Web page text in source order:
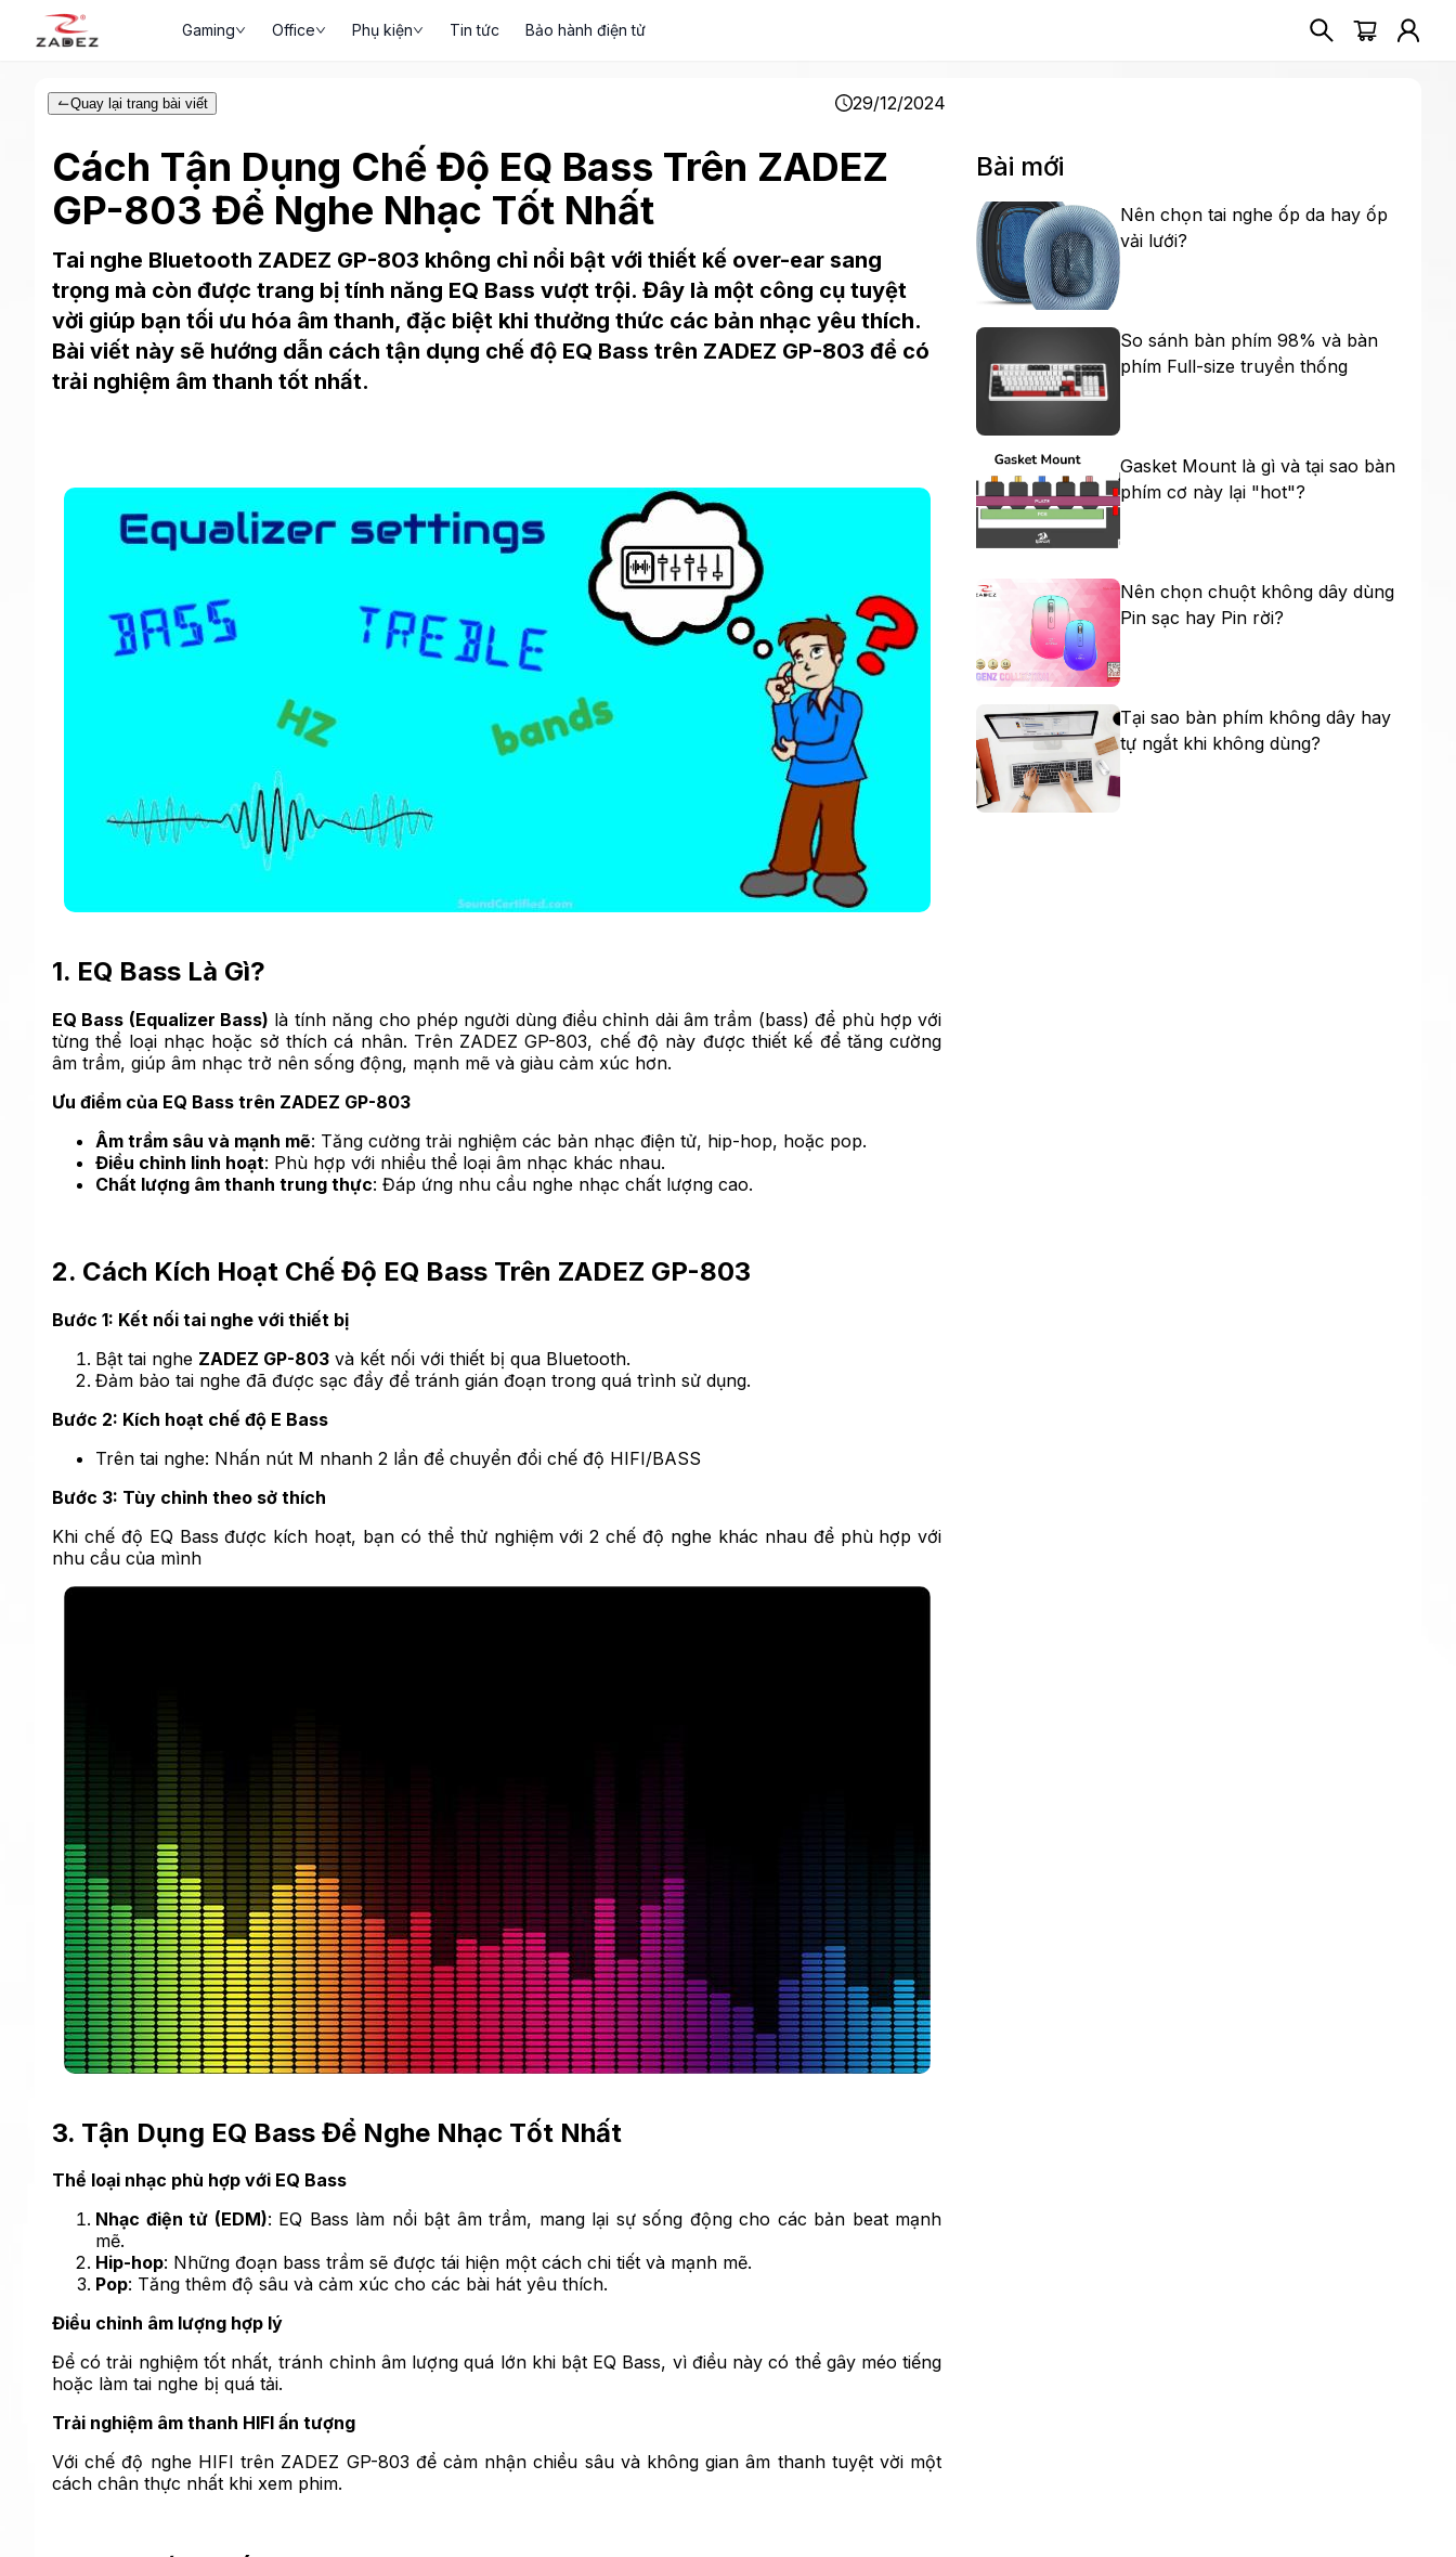
Gaming Office Phụ kiện Tin tức Bảo hành điện tử
Quay lại trang bài viết 29/12/2024
Cách Tận Dụng Chế Độ EQ Bass Trên ZADEZ
GP-803 Để Nghe Nhạc Tốt Nhất
Tai nghe Bluetooth ZADEZ GP-803 không chỉ nổi bật với thiết kế over-ear sang
trọng mà còn được trang bị tính năng EQ Bass vượt trội. Đây là một công cụ tuyệt
vời giúp bạn tối ưu hóa âm thanh, đặc biệt khi thưởng thức các bản nhạc yêu thích.
Bài viết này sẽ hướng dẫn cách tận dụng chế độ EQ Bass trên ZADEZ GP-803 để có
trải nghiệm âm thanh tốt nhất.
1. EQ Bass Là Gì?
EQ Bass (Equalizer Bass) là tính năng cho phép người dùng điều chỉnh dải âm trầm (bass) để phù hợp với
từng thể loại nhạc hoặc sở thích cá nhân. Trên ZADEZ GP-803, chế độ này được thiết kế để tăng cường
âm trầm, giúp âm nhạc trở nên sống động, mạnh mẽ và giàu cảm xúc hơn.
Ưu điểm của EQ Bass trên ZADEZ GP-803
Âm trầm sâu và mạnh mẽ: Tăng cường trải nghiệm các bản nhạc điện tử, hip-hop, hoặc pop.
Điều chỉnh linh hoạt: Phù hợp với nhiều thể loại âm nhạc khác nhau.
Chất lượng âm thanh trung thực: Đáp ứng nhu cầu nghe nhạc chất lượng cao.
2. Cách Kích Hoạt Chế Độ EQ Bass Trên ZADEZ GP-803
Bước 1: Kết nối tai nghe với thiết bị
Bật tai nghe ZADEZ GP-803 và kết nối với thiết bị qua Bluetooth.
Đảm bảo tai nghe đã được sạc đầy để tránh gián đoạn trong quá trình sử dụng.
Bước 2: Kích hoạt chế độ E Bass
Trên tai nghe: Nhấn nút M nhanh 2 lần để chuyển đổi chế độ HIFI/BASS
Bước 3: Tùy chỉnh theo sở thích
Khi chế độ EQ Bass được kích hoạt, bạn có thể thử nghiệm với 2 chế độ nghe khác nhau để phù hợp với
nhu cầu của mình
3. Tận Dụng EQ Bass Để Nghe Nhạc Tốt Nhất
Thể loại nhạc phù hợp với EQ Bass
Nhạc điện tử (EDM): EQ Bass làm nổi bật âm trầm, mang lại sự sống động cho các bản beat mạnh
mẽ.
Hip-hop: Những đoạn bass trầm sẽ được tái hiện một cách chi tiết và mạnh mẽ.
Pop: Tăng thêm độ sâu và cảm xúc cho các bài hát yêu thích.
Điều chỉnh âm lượng hợp lý
Để có trải nghiệm tốt nhất, tránh chỉnh âm lượng quá lớn khi bật EQ Bass, vì điều này có thể gây méo tiếng
hoặc làm tai nghe bị quá tải.
Trải nghiệm âm thanh HIFI ấn tượng
Với chế độ nghe HIFI trên ZADEZ GP-803 để cảm nhận chiều sâu và không gian âm thanh tuyệt vời một
cách chân thực nhất khi xem phim.
Bài mới
Nên chọn tai nghe ốp da hay ốp
vải lưới?
So sánh bàn phím 98% và bàn
phím Full-size truyền thống
Gasket Mount là gì và tại sao bàn
phím cơ này lại "hot"?
Nên chọn chuột không dây dùng
Pin sạc hay Pin rời?
Tại sao bàn phím không dây hay
tự ngắt khi không dùng?